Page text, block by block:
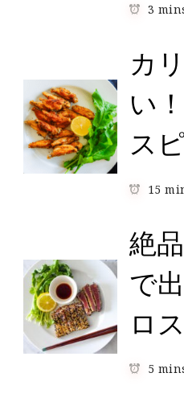
3
カ
い
ス
15
絶
で
ロ
5